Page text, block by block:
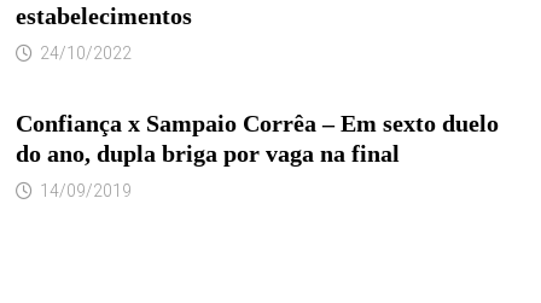
estabelecimentos
24/10/2022
Confiança x Sampaio Corrêa – Em sexto duelo
do ano, dupla briga por vaga na final
14/09/2019